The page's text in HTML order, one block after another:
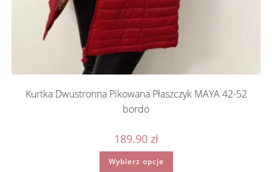
Kurtka Dwustronna Pikowana Płaszczyk MAYA 42-52
bordo
189.90 zł
Wybierz opcje
Ten